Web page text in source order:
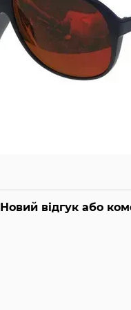
Новий відгук або